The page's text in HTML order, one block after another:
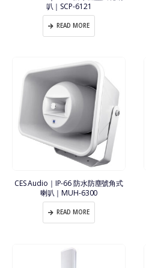
叭｜SCP-6121
READ MORE
CES Audio｜IP-66 防水防塵號角式
喇叭｜MUH-6300
READ MORE